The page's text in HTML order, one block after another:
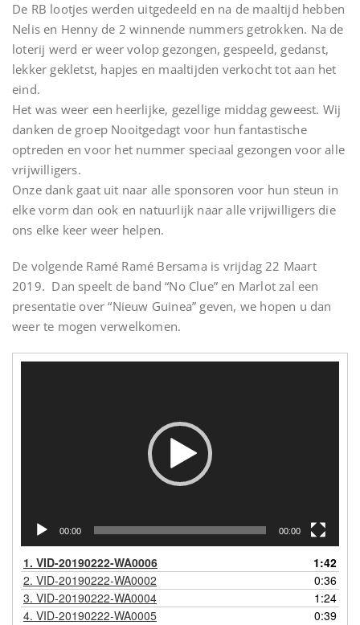
De RB lootjes werden uitgedeeld en na de maaltijd hebben
Nelis en Henny de 2 winnende nummers getrokken. Na de
loterij werd er weer volop gezongen, gespeeld, gedanst,
lekker gekletst, hapjes en maaltijden verkocht tot aan het
eind.
Het was weer een heerlijke, gezellige middag geweest. Wij
danken de groep Nooitgedagt voor hun fantastische
optreden en voor het nummer speciaal gezongen voor alle
vrijwilligers.
Onze dank gaat uit naar alle sponsoren voor hun steun in
elke vorm dan ook en natuurlijk naar alle vrijwilligers die
ons elke keer weer helpen.
De volgende Ramé Ramé Bersama is vrijdag 22 Maart
2019. Dan speelt de band “No Clue” en Marlot zal een
presentatie over “Nieuw Guinea” geven, we hopen u dan
weer te mogen verwelkomen.
00:00 00:00
1. VID-20190222-WA0006
1:42
2. VID-20190222-WA0002
0:36
3. VID-20190222-WA0004
1:24
4. VID-20190222-WA0005 0:39